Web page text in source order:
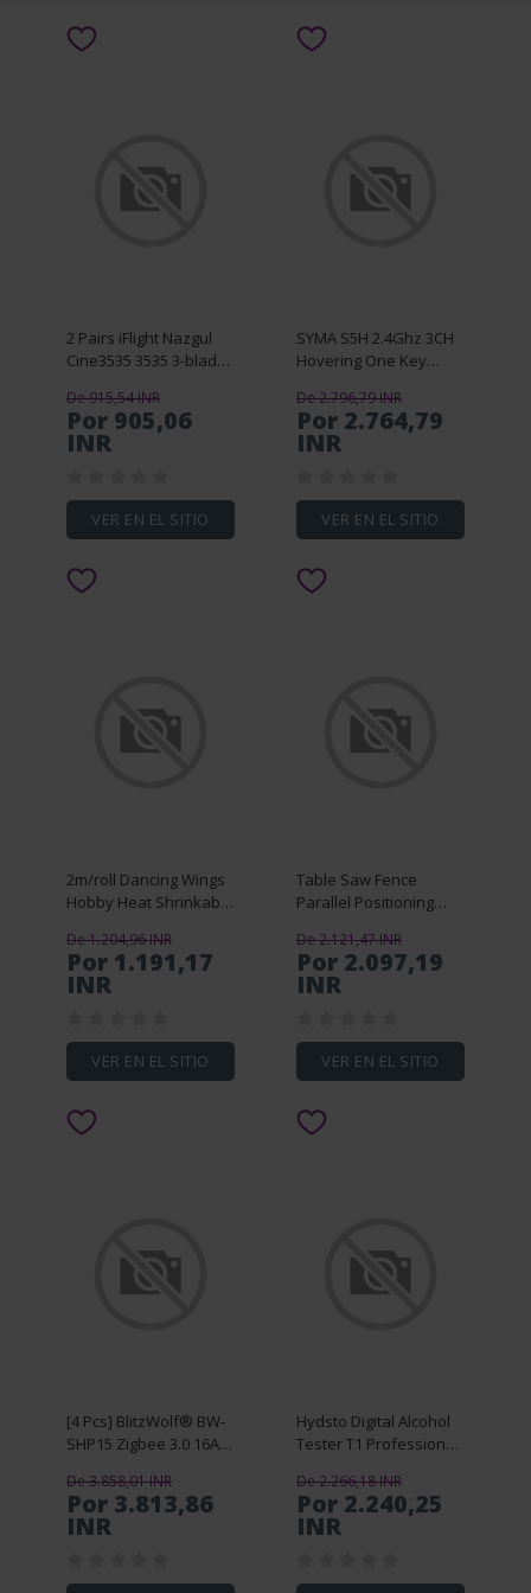
2 Pairs iFlight Nazgul
Cine3535 3535 3-blade
Protek35 Whoop FPV
Racing Drone
De 915,54 INR
Por 905,06
INR
VER EN EL SITIO
SYMA S5H 2.4Ghz 3CH
Hovering One Key
RC Helicopter RTF With
Gyro
De 2.796,79 INR
Por 2.764,79
INR
VER EN EL SITIO
2m/roll Dancing Wings
Hobby Heat Shrinkable
0.64m Width For Blasa
Wood RC Airplane
De 1.204,96 INR
Por 1.191,17
INR
VER EN EL SITIO
Table Saw Fence
Parallel Positioning
System Woodworking
Aligning and Calibrating
Adjustable Limit Pin
De 2.121,47 INR
Por 2.097,19
INR
VER EN EL SITIO
[4 Pcs] BlitzWolf® BW-
SHP15 Zigbee 3.0 16A
Wireless Power Socket
Outlet EU Plug APP
Remote Control / Vo
De 3.858,01 INR
Por 3.813,86
INR
Hydsto Digital Alcohol
Tester T1 Professional
Breath Drunk Driving
Analyzer LCD Screen
Mini Tools
De 2.266,18 INR
Por 2.240,25
INR